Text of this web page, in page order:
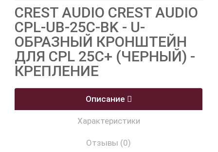
CREST AUDIO CREST AUDIO
CPL-UB-25C-BK - U-
ОБРАЗНЫЙ КРОНШТЕЙН
ДЛЯ CPL 25C+ (ЧЕРНЫЙ) -
КРЕПЛЕНИЕ
Описание
Характеристики
Отзывы (0)